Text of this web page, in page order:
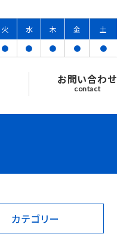
火 水 木 金 土
● ● ● ● ●
お問い合わせ
contact
カテゴリー